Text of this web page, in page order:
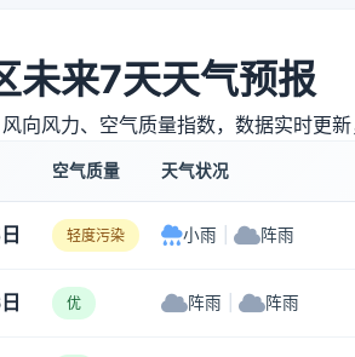
未来7天天气预报
向风力、空气质量指数，数据实时更
空气质量 天气状况
轻度污染 小雨 阵雨
优 阵雨 阵雨